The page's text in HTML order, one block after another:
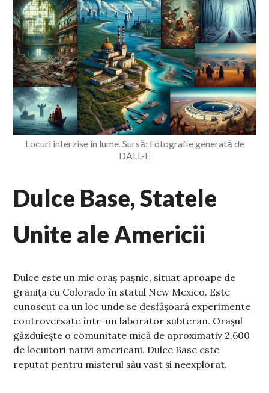
Locuri interzise in lume. Sursă: Fotografie generată de
DALL-E
Dulce Base, Statele
Unite ale Americii
Dulce este un mic oraș pașnic, situat aproape de
granița cu Colorado în statul New Mexico. Este
cunoscut ca un loc unde se desfășoară experimente
controversate într-un laborator subteran. Orașul
găzduiește o comunitate mică de aproximativ 2.600
de locuitori nativi americani. Dulce Base este
reputat pentru misterul său vast și neexplorat.